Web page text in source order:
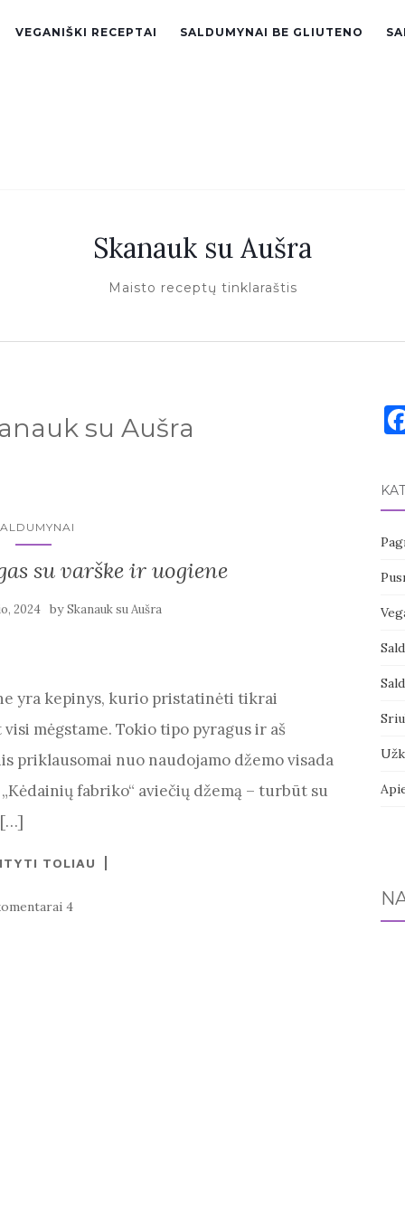
VEGANIŠKI RECEPTAI SALDUMYNAI BE GLIUTENO
Skanauk su Aušra
Maisto receptų tinklaraštis
su Aušra
su varške ir uogiene
2024 bySkanauk su Aušra
yra kepinys, kurio pristatinėti tikrai
mėgstame. Tokio tipo pyragus ir aš
priklausomai nuo naudojamo džemo visada
fabriko“ aviečių džemą – turbūt su
[…]
TOLIAU
4